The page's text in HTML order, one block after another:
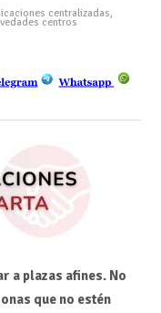
centralizadas,
centros
a plazas afines. No
que no estén